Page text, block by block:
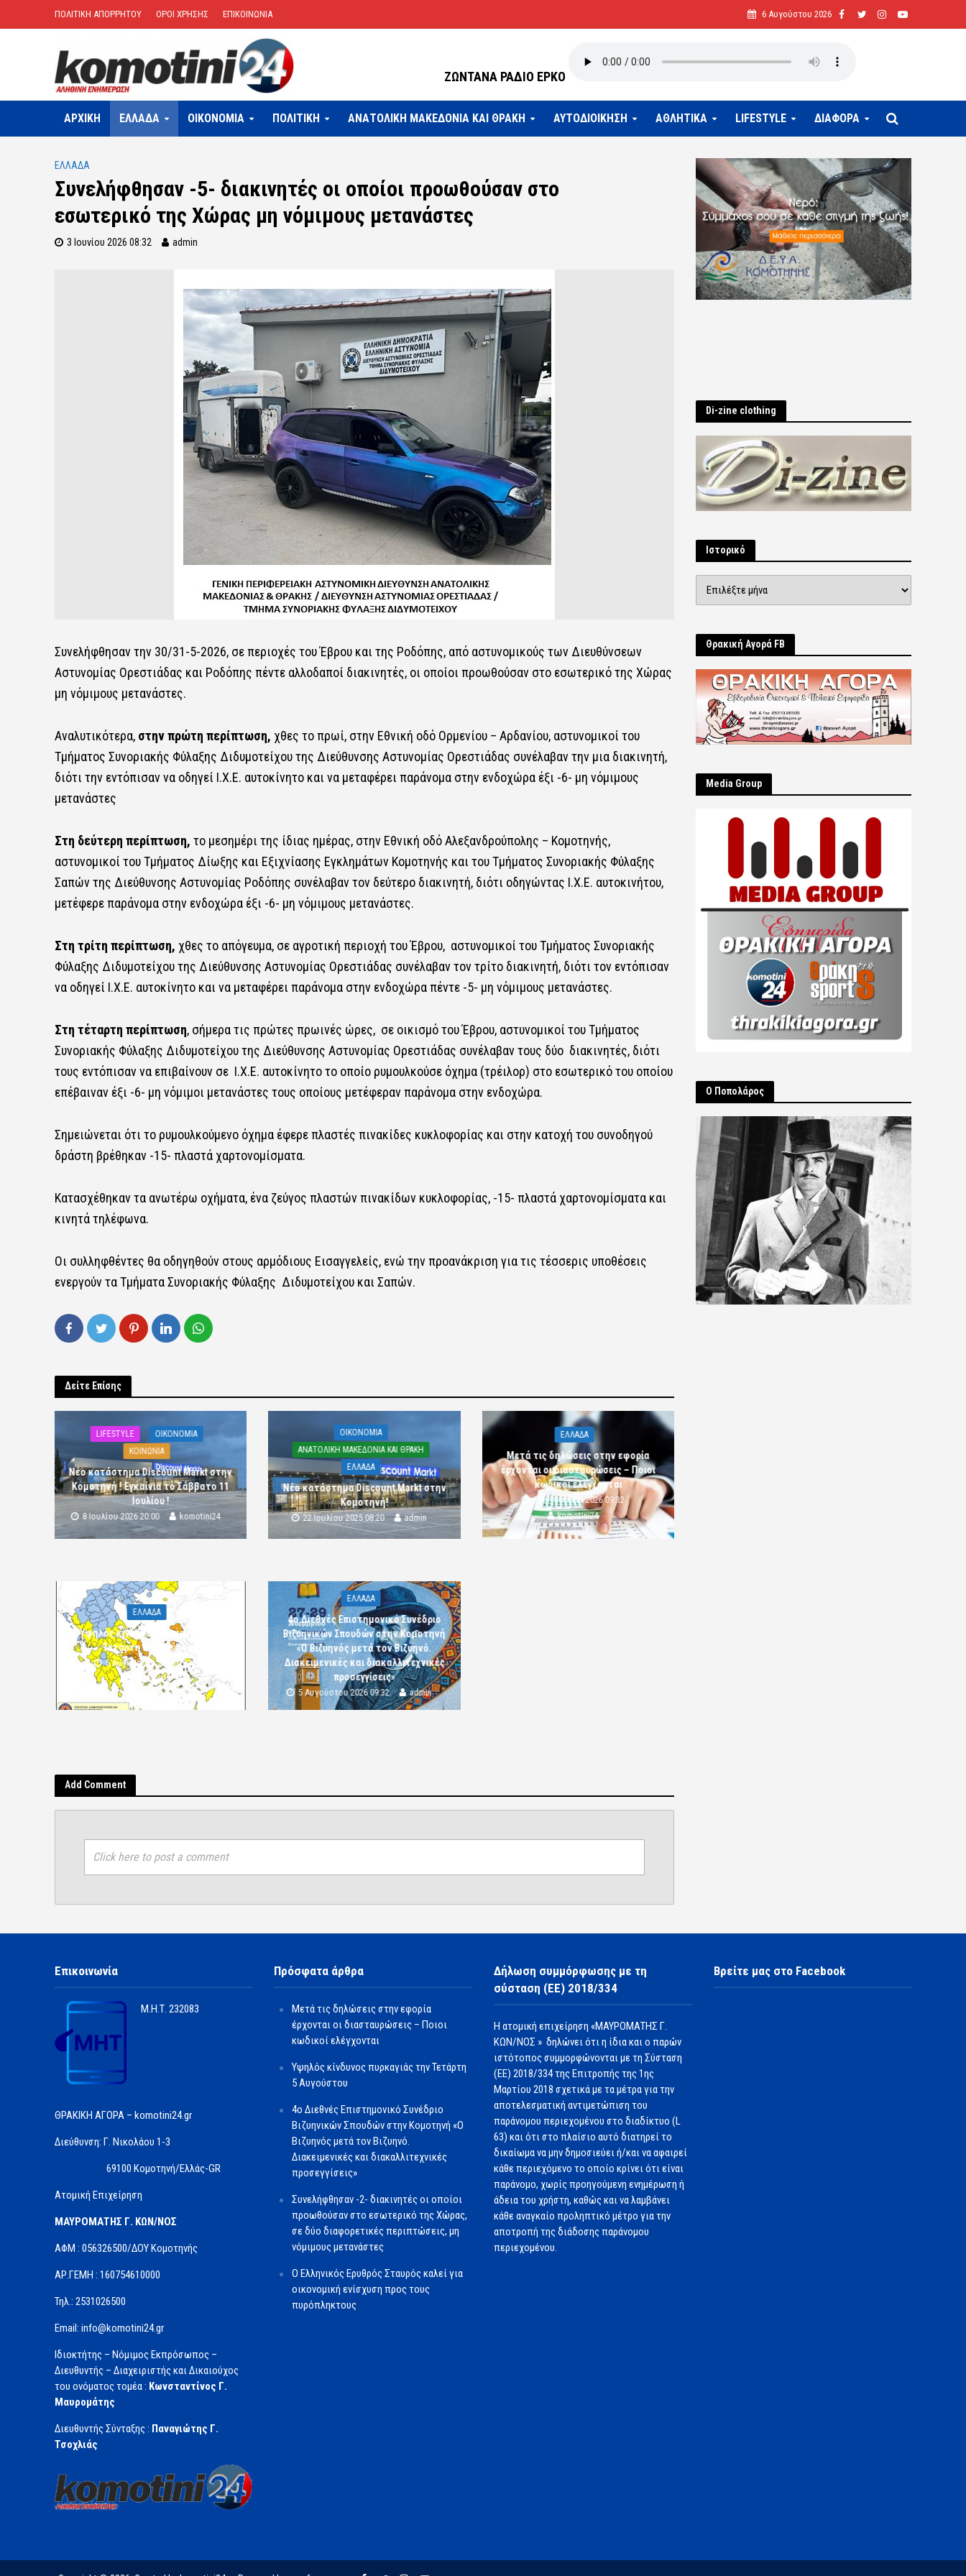
ΠΟΛΙΤΙΚΗ ΑΠΟΡΡΗΤΟΥ ΟΡΟΙ ΧΡΗΣΗΣ ΕΠΙΚΟΙΝΩΝΙΑ 6 Αυγούστου 2026
ΖΩΝΤΑΝΑ ΡΑΔΙΟ ΕΡΚΟ
ΑΡΧΙΚΗ ΕΛΛΑΔΑ OIKONOMIA ΠΟΛΙΤΙΚΗ ΑΝΑΤΟΛΙΚΗ ΜΑΚΕΔΟΝΙΑ ΚΑΙ ΘΡΑΚΗ ΑΥΤΟΔΙΟΙΚΗΣΗ ΑΘΛΗΤΙΚΑ LIFESTYLE ΔΙΑΦΟΡΑ
ΕΛΛΑΔΑ
Συνελήφθησαν -5- διακινητές οι οποίοι προωθούσαν στο
εσωτερικό της Χώρας μη νόμιμους μετανάστες
3 Ιουνίου 2026 08:32 admin
Συνελήφθησαν την 30/31-5-2026, σε περιοχές του Έβρου και της Ροδόπης, από αστυνομικούς των Διευθύνσεων
Αστυνομίας Ορεστιάδας και Ροδόπης πέντε αλλοδαποί διακινητές, οι οποίοι προωθούσαν στο εσωτερικό της Χώρας
μη νόμιμους μετανάστες.
Αναλυτικότερα, στην πρώτη περίπτωση, χθες το πρωί, στην Εθνική οδό Ορμενίου – Αρδανίου, αστυνομικοί του
Τμήματος Συνοριακής Φύλαξης Διδυμοτείχου της Διεύθυνσης Αστυνομίας Ορεστιάδας συνέλαβαν την μια διακινητή,
διότι την εντόπισαν να οδηγεί Ι.Χ.Ε. αυτοκίνητο και να μεταφέρει παράνομα στην ενδοχώρα έξι -6- μη νόμιμους
μετανάστες
Στη δεύτερη περίπτωση, το μεσημέρι της ίδιας ημέρας, στην Εθνική οδό Αλεξανδρούπολης – Κομοτηνής,
αστυνομικοί του Τμήματος Δίωξης και Εξιχνίασης Εγκλημάτων Κομοτηνής και του Τμήματος Συνοριακής Φύλαξης
Σαπών της Διεύθυνσης Αστυνομίας Ροδόπης συνέλαβαν τον δεύτερο διακινητή, διότι οδηγώντας Ι.Χ.Ε. αυτοκινήτου,
μετέφερε παράνομα στην ενδοχώρα έξι -6- μη νόμιμους μετανάστες.
Στη τρίτη περίπτωση, χθες το απόγευμα, σε αγροτική περιοχή του Έβρου, αστυνομικοί του Τμήματος Συνοριακής
Φύλαξης Διδυμοτείχου της Διεύθυνσης Αστυνομίας Ορεστιάδας συνέλαβαν τον τρίτο διακινητή, διότι τον εντόπισαν
να οδηγεί Ι.Χ.Ε. αυτοκίνητο και να μεταφέρει παράνομα στην ενδοχώρα πέντε -5- μη νόμιμους μετανάστες.
Στη τέταρτη περίπτωση, σήμερα τις πρώτες πρωινές ώρες, σε οικισμό του Έβρου, αστυνομικοί του Τμήματος
Συνοριακής Φύλαξης Διδυμοτείχου της Διεύθυνσης Αστυνομίας Ορεστιάδας συνέλαβαν τους δύο διακινητές, διότι
τους εντόπισαν να επιβαίνουν σε Ι.Χ.Ε. αυτοκίνητο το οποίο ρυμουλκούσε όχημα (τρέιλορ) στο εσωτερικό του οποίου
επέβαιναν έξι -6- μη νόμιμοι μετανάστες τους οποίους μετέφεραν παράνομα στην ενδοχώρα.
Σημειώνεται ότι το ρυμουλκούμενο όχημα έφερε πλαστές πινακίδες κυκλοφορίας και στην κατοχή του συνοδηγού
δράστη βρέθηκαν -15- πλαστά χαρτονομίσματα.
Κατασχέθηκαν τα ανωτέρω οχήματα, ένα ζεύγος πλαστών πινακίδων κυκλοφορίας, -15- πλαστά χαρτονομίσματα και
κινητά τηλέφωνα.
Οι συλληφθέντες θα οδηγηθούν στους αρμόδιους Εισαγγελείς, ενώ την προανάκριση για τις τέσσερις υποθέσεις
ενεργούν τα Τμήματα Συνοριακής Φύλαξης Διδυμοτείχου και Σαπών.
Δείτε Επίσης
LIFESTYLE
OIKONOMIA
ΚΟΙΝΩΝΙΑ
Νέο κατάστημα Discount Markt στην
Κομοτηνή ! Εγκαίνια το Σάββατο 11
Ιουλίου !
8 Ιουλίου 2026 20:00 komotini24
OIKONOMIA
ΑΝΑΤΟΛΙΚΗ ΜΑΚΕΔΟΝΙΑ ΚΑΙ ΘΡΑΚΗ
ΕΛΛΑΔΑ
Νέο κατάστημα Discount Markt στην
Κομοτηνή!
22 Ιουλίου 2025 08:20 admin
ΕΛΛΑΔΑ
Μετά τις δηλώσεις στην εφορία
έρχονται οι διασταυρώσεις – Ποιοι
κωδικοί ελέγχονται
5 Αυγούστου 2026 09:32
komotini24
ΕΛΛΑΔΑ
Υψηλός κίνδυνος πυρκαγιάς την
Τετάρτη 5 Αυγούστου
5 Αυγούστου 2026 09:32
komotini24
ΕΛΛΑΔΑ
4ο Διεθνές Επιστημονικό Συνέδριο
Βιζυηνικών Σπουδών στην Κομοτηνή
«Ο Βιζυηνός μετά τον Βιζυηνό.
Διακειμενικές και διακαλλιτεχνικές
προσεγγίσεις»
5 Αυγούστου 2026 09:32 admin
Add Comment
Click here to post a comment
Di-zine clothing
Ιστορικό
Θρακική Αγορά FB
Μedia Group
Ο Ποπολάρος
Επικοινωνία
Μ.Η.Τ. 232083
ΘΡΑΚΙΚΗ ΑΓΟΡΑ – komotini24.gr
Διεύθυνση: Γ. Νικολάου 1-3
69100 Κομοτηνή/Ελλάς-GR
Ατομική Επιχείρηση
ΜΑΥΡΟΜΑΤΗΣ Γ. ΚΩΝ/ΝΟΣ
ΑΦΜ : 056326500/ΔOΥ Κομοτηνής
ΑΡ.ΓΕΜΗ : 160754610000
Τηλ.: 2531026500
Email: info@komotini24.gr
Ιδιοκτήτης – Νόμιμος Εκπρόσωπος –
Διευθυντής – Διαχειριστής και Δικαιούχος
του ονόματος τομέα : Κωνσταντίνος Γ.
Μαυρομάτης
Διευθυντής Σύνταξης : Παναγιώτης Γ.
Τσοχλιάς
Πρόσφατα άρθρα
Μετά τις δηλώσεις στην εφορία
έρχονται οι διασταυρώσεις – Ποιοι
κωδικοί ελέγχονται
Υψηλός κίνδυνος πυρκαγιάς την Τετάρτη
5 Αυγούστου
4ο Διεθνές Επιστημονικό Συνέδριο
Βιζυηνικών Σπουδών στην Κομοτηνή «Ο
Βιζυηνός μετά τον Βιζυηνό.
Διακειμενικές και διακαλλιτεχνικές
προσεγγίσεις»
Συνελήφθησαν -2- διακινητές οι οποίοι
προωθούσαν στο εσωτερικό της Χώρας,
σε δύο διαφορετικές περιπτώσεις, μη
νόμιμους μετανάστες
O Ελληνικός Ερυθρός Σταυρός καλεί για
οικονομική ενίσχυση προς τους
πυρόπληκτους
Δήλωση συμμόρφωσης με τη
σύσταση (ΕΕ) 2018/334
Η ατομική επιχείρηση «ΜΑΥΡΟΜΑΤΗΣ Γ.
ΚΩΝ/ΝΟΣ » δηλώνει ότι η ίδια και ο παρών
ιστότοπος συμμορφώνονται με τη Σύσταση
(ΕΕ) 2018/334 της Επιτροπής της 1ης
Μαρτίου 2018 σχετικά με τα μέτρα για την
αποτελεσματική αντιμετώπιση του
παράνομου περιεχομένου στο διαδίκτυο (L
63) και ότι στο πλαίσιο αυτό διατηρεί το
δικαίωμα να μην δημοσιεύει ή/και να αφαιρεί
κάθε περιεχόμενο το οποίο κρίνει ότι είναι
παράνομο, χωρίς προηγούμενη ενημέρωση ή
άδεια του χρήστη, καθώς και να λαμβάνει
κάθε αναγκαίο προληπτικό μέτρο για την
αποτροπή της διάδοσης παράνομου
περιεχομένου.
Βρείτε μας στο Facebook